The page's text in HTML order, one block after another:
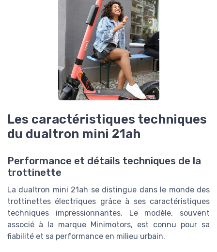
Les caractéristiques techniques
du dualtron mini 21ah
Performance et détails techniques de la
trottinette
La dualtron mini 21ah se distingue dans le monde des
trottinettes électriques grâce à ses caractéristiques
techniques impressionnantes. Le modèle, souvent
associé à la marque Minimotors, est connu pour sa
fiabilité et sa performance en milieu urbain.